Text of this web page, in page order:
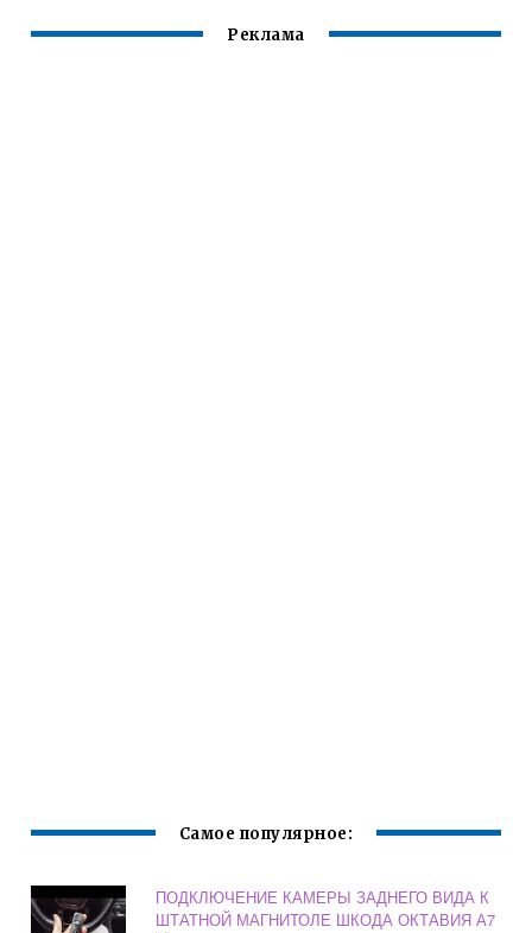
Реклама
Самое популярное:
ПОДКЛЮЧЕНИЕ КАМЕРЫ ЗАДНЕГО ВИДА К
ШТАТНОЙ МАГНИТОЛЕ ШКОДА ОКТАВИЯ А7